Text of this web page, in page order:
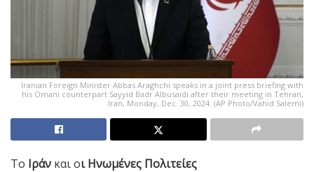
Iranian Foreign Minister Abbas Araghchi speaks in a joint press briefing with
his Omani counterpart Sayyid Badr Albusaidi after their meeting in Tehran,
Iran, Monday, Dec. 30, 2024. (AP Photo/Vahid Salemi)
Το Ιράν και οι Ηνωμένες Πολιτείες